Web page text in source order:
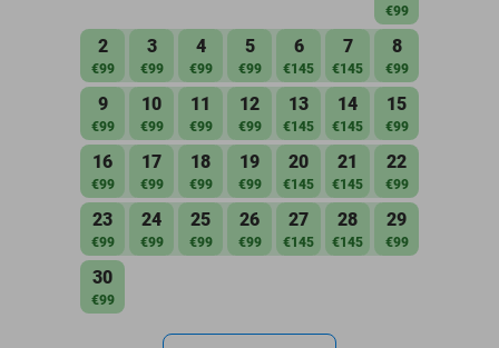
€99
2
€99
3
€99
4
€99
5
€99
6
€145
7
€145
8
€99
9
€99
10
€99
11
€99
12
€99
13
€145
14
€145
15
€99
16
€99
17
€99
18
€99
19
€99
20
€145
21
€145
22
€99
23
€99
24
€99
25
€99
26
€99
27
€145
28
€145
29
€99
30
€99